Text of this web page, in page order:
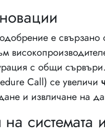
е свързано
с общи
Call) се увеличи
и извличане на
системата